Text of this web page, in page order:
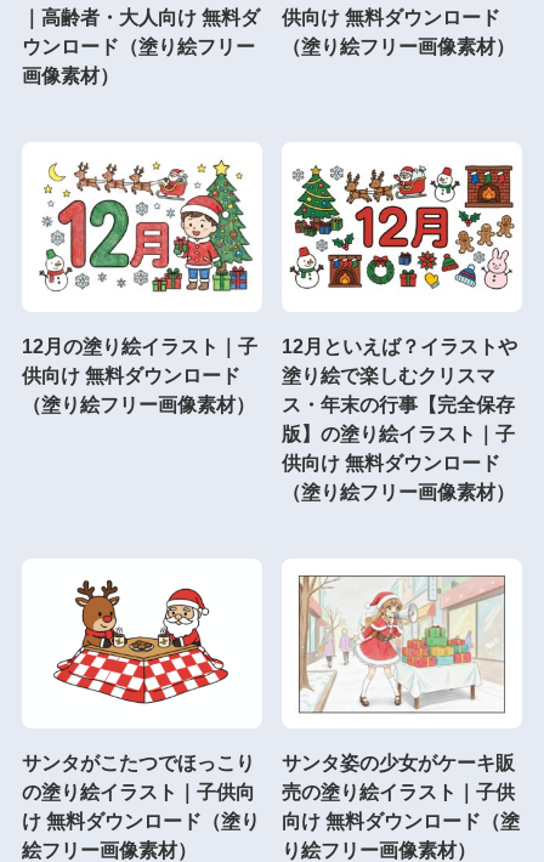
｜高齢者・大人向け 無料ダ
ウンロード（塗り絵フリー
画像素材）
供向け 無料ダウンロード
（塗り絵フリー画像素材）
12月の塗り絵イラスト｜子
供向け 無料ダウンロード
（塗り絵フリー画像素材）
12月といえば？イラストや
塗り絵で楽しむクリスマ
ス・年末の行事【完全保存
版】の塗り絵イラスト｜子
供向け 無料ダウンロード
（塗り絵フリー画像素材）
サンタがこたつでほっこり
の塗り絵イラスト｜子供向
け 無料ダウンロード（塗り
絵フリー画像素材）
サンタ姿の少女がケーキ販
売の塗り絵イラスト｜子供
向け 無料ダウンロード（塗
り絵フリー画像素材）